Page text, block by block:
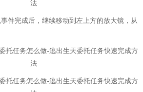
件完成后，继续移动到左上方的放大镜，从